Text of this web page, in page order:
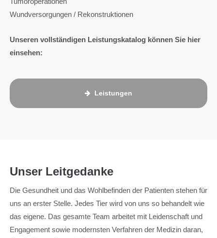
Wundversorgungen / Rekonstruktionen
Unseren vollständigen Leistungskatalog können Sie hier
einsehen:
Leistungen
Unser Leitgedanke
Die Gesundheit und das Wohlbefinden der Patienten stehen für
uns an erster Stelle. Jedes Tier wird von uns so behandelt wie
das eigene. Das gesamte Team arbeitet mit Leidenschaft und
Engagement sowie modernsten Verfahren der Medizin daran,